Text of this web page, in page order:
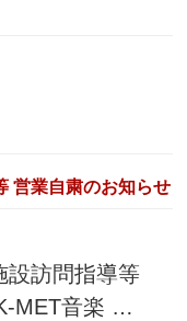
営業自粛のお知らせ
設訪問指導等
MET音楽 …